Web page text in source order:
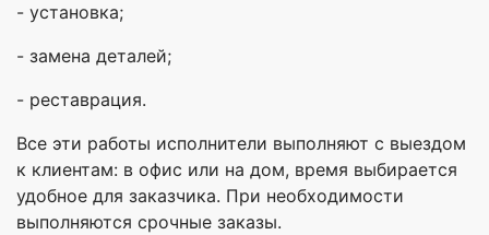
- установка;
- замена деталей;
- реставрация.
Все эти работы исполнители выполняют с выездом
к клиентам: в офис или на дом, время выбирается
удобное для заказчика. При необходимости
выполняются срочные заказы.